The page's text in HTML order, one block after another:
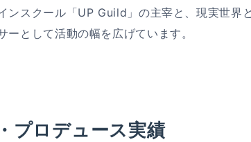
ンスクール「UP Guild」の主宰と、現実世界
として活動の幅を広げています。
プロデュース実績